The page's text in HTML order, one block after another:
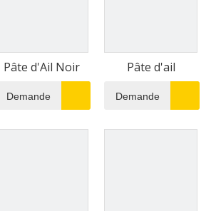
Pâte d'Ail Noir
Demande
Pâte d'ail
Demande